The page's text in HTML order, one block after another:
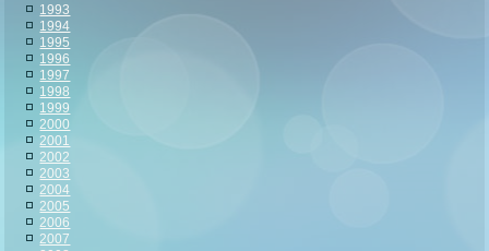
1993
1994
1995
1996
1997
1998
1999
2000
2001
2002
2003
2004
2005
2006
2007